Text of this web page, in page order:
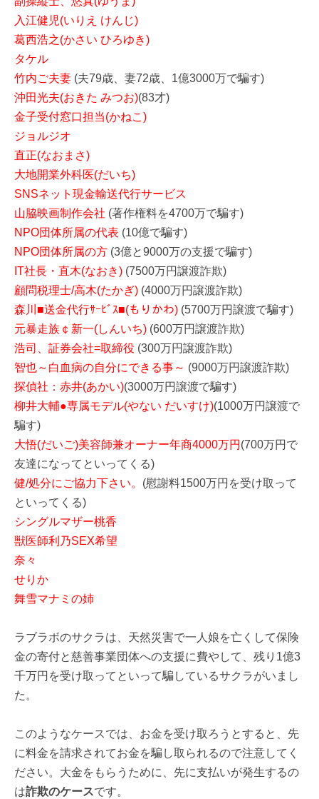
入江健児(いりえ けんじ)
葛西浩之(かさい ひろゆき)
タケル
竹内ご夫妻 (夫79歳、妻72歳、1億3000万で騙す)
沖田光夫(おきた みつお)(83才)
金子受付窓口担当(かねこ)
ジョルジオ
直正(なおまさ)
大地開業外科医(だいち)
SNSネット現金輸送代行サービス
山脇映画制作会社 (著作権料を4700万で騙す)
NPO団体所属の代表 (10億で騙す)
NPO団体所属の方 (3億と9000万の支援で騙す)
IT社長・直木(なおき) (7500万円譲渡詐欺)
顧問税理士/高木(たかぎ) (4000万円譲渡詐欺)
森川■送金代行ｻｰﾋﾞｽ■(もりかわ) (5700万円譲渡で騙す)
元暴走族￠新一(しんいち) (600万円譲渡詐欺)
浩司、証券会社=取締役 (300万円譲渡詐欺)
智也～白血病の自分にできる事～ (9000万円譲渡詐欺)
探偵社：赤井(あかい)(3000万円譲渡で騙す)
柳井大輔●専属モデル(やない だいすけ)(1000万円譲渡で
騙す)
大悟(だいご)美容師兼オーナー年商4000万円 (700万円で
友達になってといってくる)
健/処分にご協力下さい。 (慰謝料1500万円を受け取って
といってくる)
シングルマザー桃香
獣医師利乃SEX希望
奈々
せりか
舞雪マナミの姉
ラブラボのサクラは、天然災害で一人娘を亡くして保険
金の寄付と慈善事業団体への支援に費やして、残り1億3
千万円を受け取ってといって騙しているサクラがいまし
た。
このようなケースでは、お金を受け取ろうとすると、先
に料金を請求されてお金を騙し取られるので注意してく
ださい。大金をもらうために、先に支払いが発生するの
は詐欺のケースです。